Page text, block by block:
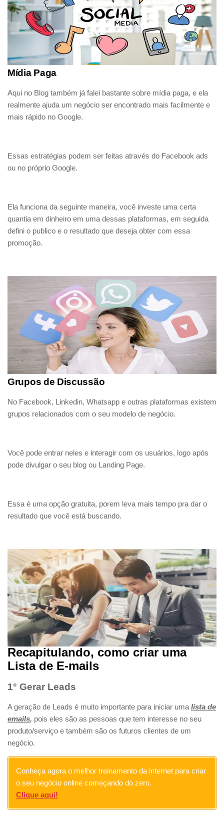
Mídia Paga
Aqui no Blog também já falei bastante sobre mídia paga, e ela
realmente ajuda um negócio ser encontrado mais facilmente e
mais rápido no Google.
Essas estratégias podem ser feitas através do Facebook ads
ou no próprio Google.
Ela funciona da seguinte maneira, você investe uma certa
quantia em dinheiro em uma dessas plataformas, em seguida
defini o publico e o resultado que deseja obter com essa
promoção.
Grupos de Discussão
No Facebook, Linkedin, Whatsapp e outras plataformas existem
grupos relacionados com o seu modelo de negócio.
Você pode entrar neles e interagir com os usuários, logo após
pode divulgar o seu blog ou Landing Page.
Essa é uma opção gratuita, porem leva mais tempo pra dar o
resultado que você está buscando.
Recapitulando, como criar uma
Lista de E-mails
1° Gerar Leads
A geração de Leads é muito importante para iniciar umalista de
emails, pois eles são as pessoas que tem interesse no seu
produto/serviço e também são os futuros clientes de um
negócio.
Conheça agora o melhor treinamento da internet para criar
o seu negócio online começando do zero.
Clique aqui!